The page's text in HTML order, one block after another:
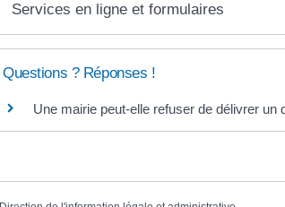
Services en ligne et formulaires
Questions ? Réponses !
Une mairie peut-elle refuser de délivrer un